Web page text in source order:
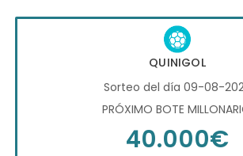
QUINIGOL
Sorteo del día 09-08-
PRÓXIMO BOTE
40.000€